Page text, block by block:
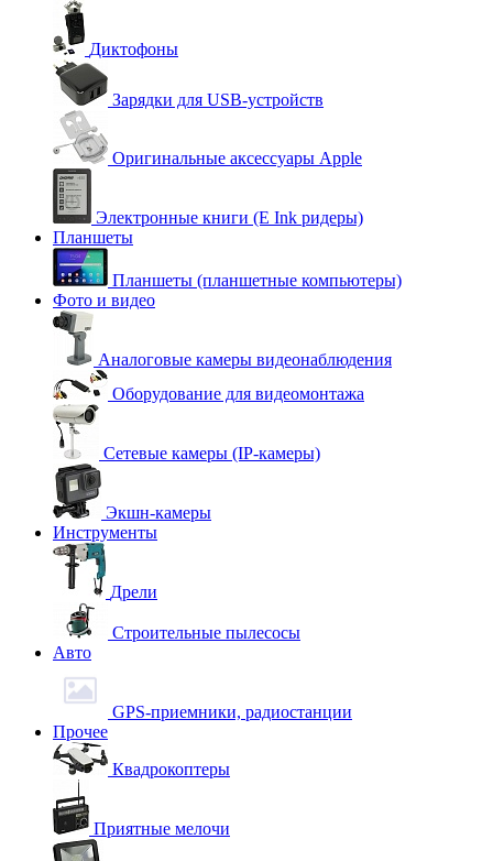
Диктофоны
Зарядки для USB-устройств
Оригинальные аксессуары Apple
Электронные книги (E Ink ридеры)
Планшеты
Планшеты (планшетные компьютеры)
Фото и видео
Аналоговые камеры видеонаблюдения
Оборудование для видеомонтажа
Сетевые камеры (IP-камеры)
Экшн-камеры
Инструменты
Дрели
Строительные пылесосы
Авто
GPS-приемники, радиостанции
Прочее
Квадрокоптеры
Приятные мелочи